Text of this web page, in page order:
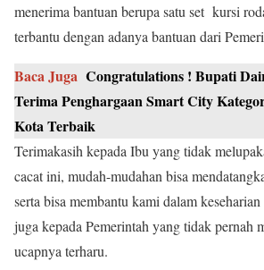
menerima bantuan berupa satu set kursi
terbantu dengan adanya bantuan dari
Baca Juga Congratulations ! Bupati
Terima Penghargaan Smart City
Kota Terbaik
Terimakasih kepada Ibu yang tidak
cacat ini, mudah-mudahan bisa
serta bisa membantu kami dalam
juga kepada Pemerintah yang tidak pernah
ucapnya terharu.